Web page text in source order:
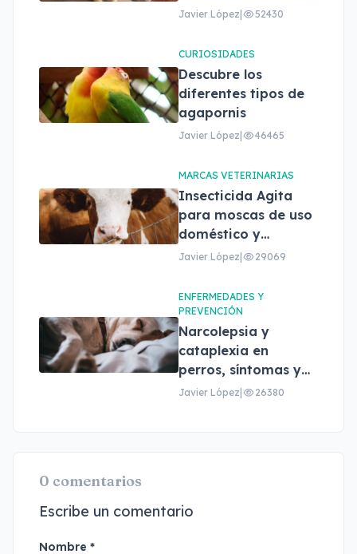
y cuándo
Javier López 52430
CURIOSIDADES
Descubre los
diferentes tipos de
agapornis
Javier López 46465
MARCAS VETERINARIAS
Insecticida Agita
para moscas de uso
doméstico y
profesional
Javier López 29069
ENFERMEDADES Y
PREVENCIÓN
Narcolepsia y
cataplexia en
perros, síntomas y
tratamiento
Javier López 26380
0 comentarios
Escribe un comentario
Nombre *